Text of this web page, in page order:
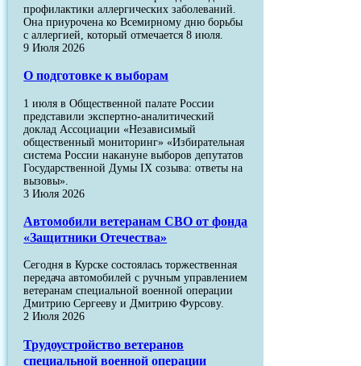
профилактики аллергических заболеваний.
Она приурочена ко Всемирному дню борьбы
с аллергией, который отмечается 8 июля.
9 Июля 2026
О подготовке к выборам
1 июля в Общественной палате России
представили экспертно-аналитический
доклад Ассоциации «Независимый
общественный мониторинг» «Избирательная
система России накануне выборов депутатов
Государственной Думы IX созыва: ответы на
вызовы».
3 Июля 2026
Автомобили ветеранам СВО от фонда
«Защитники Отечества»
Сегодня в Курске состоялась торжественная
передача автомобилей с ручным управлением
ветеранам специальной военной операции
Дмитрию Сергееву и Дмитрию Фурсову.
2 Июля 2026
Трудоустройство ветеранов
специальной военной операции